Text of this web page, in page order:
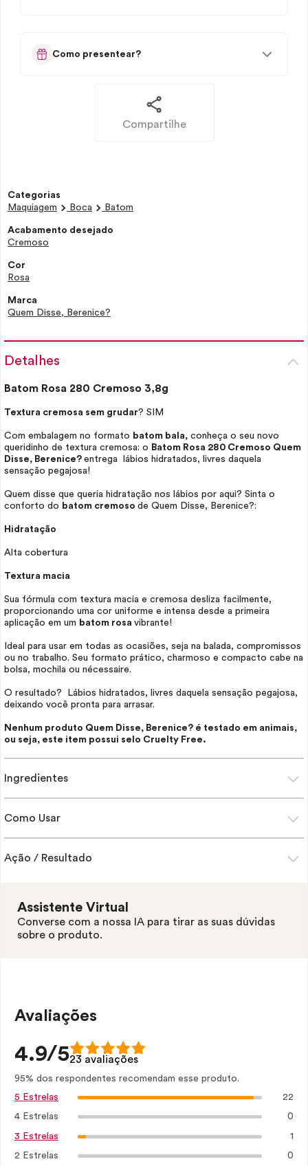
Como presentear?
Compartilhe
Categorias
Maquiagem
Boca Batom
Acabamento desejado
Cremoso
Cor
Rosa
Marca
Quem Disse, Berenice?
Detalhes
Batom Rosa 280 Cremoso 3,8g
Textura cremosa sem grudar? SIM
Com embalagem no formato batom bala, conheça o seu novo
queridinho de textura cremosa: o Batom Rosa 280 Cremoso Quem
Disse, Berenice? entrega lábios hidratados, livres daquela
sensação pegajosa!
Quem disse que queria hidratação nos lábios por aqui? Sinta o
conforto do batom cremoso de Quem Disse, Berenice?:
Hidratação
Alta cobertura
Textura macia
Sua fórmula com textura macia e cremosa desliza facilmente,
proporcionando uma cor uniforme e intensa desde a primeira
aplicação em um batom rosa vibrante!
Ideal para usar em todas as ocasiões, seja na balada, compromissos
ou no trabalho. Seu formato prático, charmoso e compacto cabe na
bolsa, mochila ou nécessaire.
O resultado? Lábios hidratados, livres daquela sensação pegajosa,
deixando você pronta para arrasar.
Nenhum produto Quem Disse, Berenice? é testado em animais,
ou seja, este item possui selo Cruelty Free.
Ingredientes
Como Usar
Ação / Resultado
Assistente Virtual
Converse com a nossa IA para tirar as suas dúvidas
sobre o produto.
Avaliações
4.9/523 avaliações
95% dos respondentes recomendam esse produto.
5 Estrelas
22
4 Estrelas 0
3 Estrelas 1
2 Estrelas 0